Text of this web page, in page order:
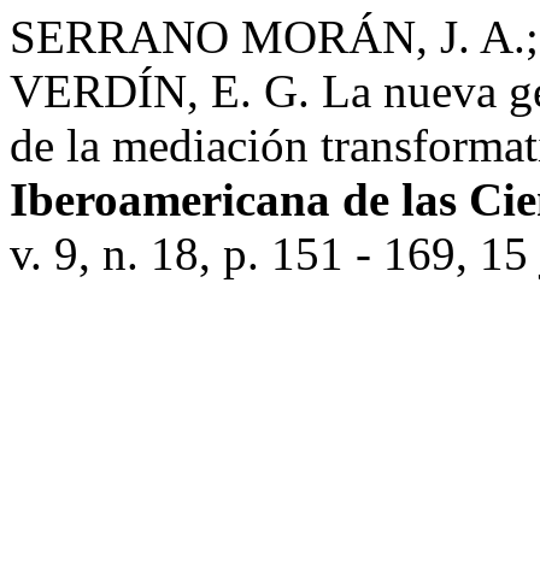
SERRANO MORÁN, J.
VERDÍN, E. G. La nueva
de la mediación
Iberoamericana de las
v. 9, n. 18, p. 151 - 169,